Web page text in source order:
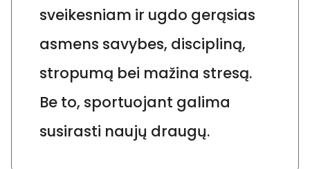
sveikesniam ir ugdo gerąsias
asmens savybes, discipliną,
stropumą bei mažina stresą.
Be to, sportuojant galima
susirasti naujų draugų.